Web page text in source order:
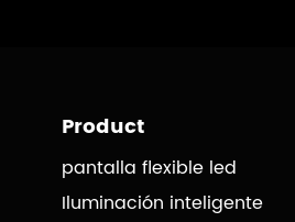
Product
pantalla flexible led
Iluminación inteligente